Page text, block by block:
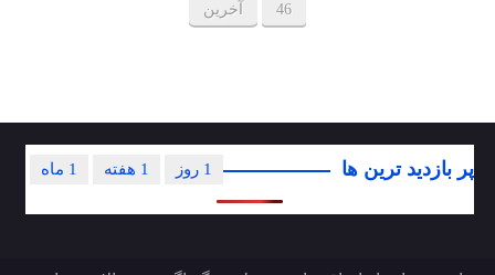
46 آخرین
پر بازدید ترین ها 1 ماه 1 هفته 1 روز